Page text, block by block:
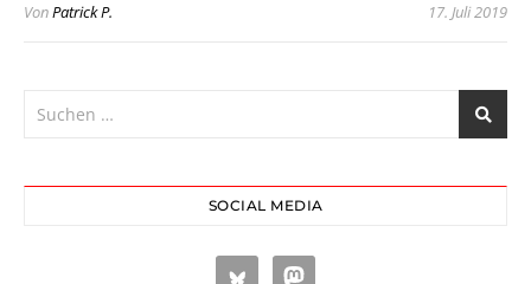
VonPatrick P. 17. Juli 2019
SOCIAL MEDIA